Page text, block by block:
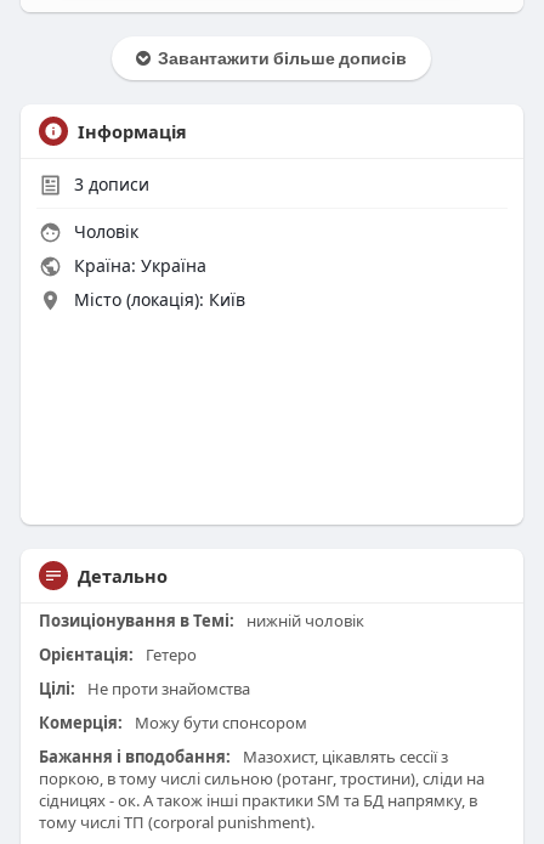
Завантажити більше дописів
Інформація
3дописи
Чоловік
Країна: Україна
Місто (локація): Київ
Детально
Позиціонування в Темі:
нижній чоловік
Орієнтація:
Гетеро
Цілі:
Не проти знайомства
Комерція:
Можу бути спонсором
Бажання і вподобання:
Мазохист, цікавлять сессії з
поркою, в тому числі сильною (ротанг, тростини), сліди на
сідницях - ок. А також інші практики SM та БД напрямку, в
тому числі ТП (corporal punishment).